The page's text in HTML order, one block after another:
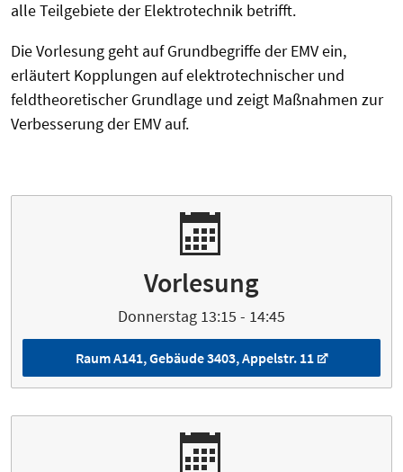
alle Teilgebiete der Elektrotechnik betrifft.
Die Vorlesung geht auf Grundbegriffe der EMV ein,
erläutert Kopplungen auf elektrotechnischer und
feldtheoretischer Grundlage und zeigt Maßnahmen zur
Verbesserung der EMV auf.
Vorlesung
Donnerstag 13:15 - 14:45
Raum A141, Gebäude 3403, Appelstr. 11